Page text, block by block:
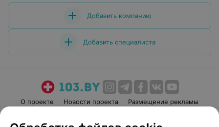
Добавить компанию
Добавить специалиста
О проекте Новости проекта
Размещение рекламы